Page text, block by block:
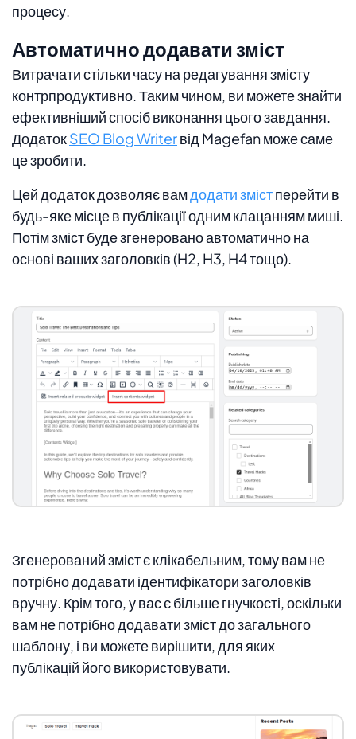
процесу.
Автоматично додавати зміст
Витрачати стільки часу на редагування змісту
контрпродуктивно. Таким чином, ви можете знайти
ефективніший спосіб виконання цього завдання.
ДодатокSEO Blog Writerвід Magefan може саме
це зробити.
Цей додаток дозволяє вамдодати змістперейти в
будь-яке місце в публікації одним клацанням миші.
Потім зміст буде згенеровано автоматично на
основі ваших заголовків (H2, H3, H4 тощо).
Згенерований зміст є клікабельним, тому вам не
потрібно додавати ідентифікатори заголовків
вручну. Крім того, у вас є більше гнучкості, оскільки
вам не потрібно додавати зміст до загального
шаблону, і ви можете вирішити, для яких
публікацій його використовувати.